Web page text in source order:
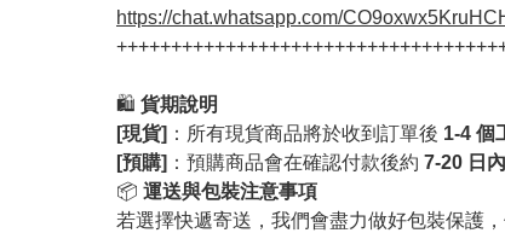
https://chat.whatsapp.com/
🛍️ 貨期說明
[現貨] ：所有現貨商品將於收到訂單後 1-4 個
[預購] ：預購商品會在確認付款後約 7-20 日
📦 運送與包裝注意事項
若選擇快遞寄送，我們會盡力做好包裝保護